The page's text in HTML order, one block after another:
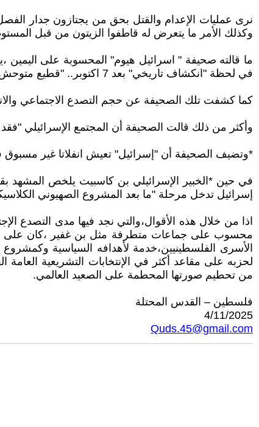
نرى عمليات الإعدام والقتل بحق من يجتازون جدار
وكذلك الأمر ما يتعرض له قاطفوا الزيتون من قبل
ما قالته صحيفة " اسرائيل هيوم" المحسوبة على اليمين
في لحظة "انكشاف تاريخي" بعد 7 اكتوبر.. "قطيع متوحش وسقوط داخلي وصدمة وانهيار للثقة بالجيش"*
كما كشفت تلك الصحيفة عن حجم التصدع الاجتماعي والانهيار
وأكثر من ذلك قالت الصحيفة أن المجتمع الإسرائيلي
*وتضيف الصحيفة أن "إسرائيل" تعيش انفلاتا غير
إسرائيل تدخل مرحلة "ما بعد المشروع الصهيوني
اذا من خلال هذه الأقوال،والتي نجد فيها مدى التصدع
محسوب على جماعات متطرفة مثل بن غفير ،كان على
الأسرى الفلسطينيين،خدمة لأهدافه السياسية
لحزبه على مقاعد أكثر في الإنتخابات التشريعية
من تحطيم صورتها المحطمة على الصعيد العالمي.
فلسطين – القدس المحتلة
4/11/2025
Quds.45@gmail.com